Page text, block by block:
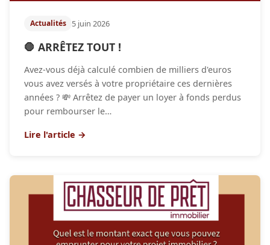
Actualités 5 juin 2026
🛑 ARRÊTEZ TOUT !
Avez-vous déjà calculé combien de milliers d'euros
vous avez versés à votre propriétaire ces dernières
années ? 💸 Arrêtez de payer un loyer à fonds perdus
pour rembourser le…
Lire l'article →